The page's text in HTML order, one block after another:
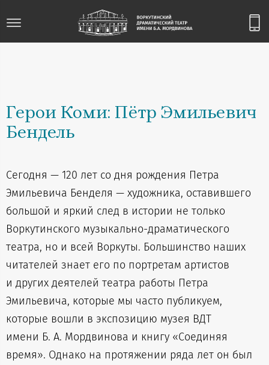
Герои Коми: Пётр Эмильевич
Бендель
Сегодня — 120 лет со дня рождения Петра
Эмильевича Бенделя — художника, оставившего
большой и яркий след в истории не только
Воркутинского музыкально-драматического
театра, но и всей Воркуты. Большинство наших
читателей знает его по портретам артистов
и других деятелей театра работы Петра
Эмильевича, которые мы часто публикуем,
которые вошли в экспозицию музея ВДТ
имени Б. А. Мордвинова и книгу «Соединяя
время». Однако на протяжении ряда лет он был